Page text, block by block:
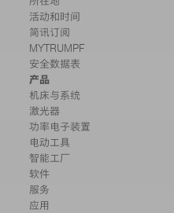
活动和时间
简讯订阅
MYTRUMPF
安全数据表
产品
机床与系统
激光器
功率电子装置
电动工具
智能工厂
软件
服务
应用